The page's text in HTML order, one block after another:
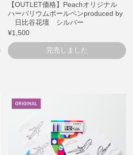
【OUTLET価格】Peachオリジナル
ハーバリウムボールペンproduced by
日比谷花壇 シルバー
¥1,500
完売しました